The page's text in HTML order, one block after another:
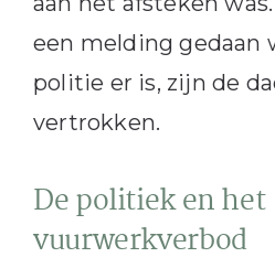
een melding gedaan
politie er is, zijn de
vertrokken.
De politiek en het
vuurwerkverbod